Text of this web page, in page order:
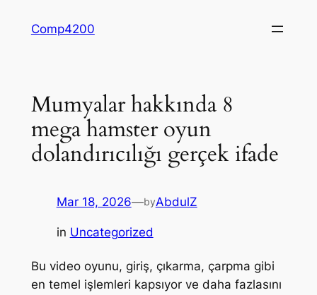
Comp4200
Mumyalar hakkında 8
mega hamster oyun
dolandırıcılığı gerçek ifade
Mar 18, 2026—byAbdulZ
in Uncategorized
Bu video oyunu, giriş, çıkarma, çarpma gibi
en temel işlemleri kapsıyor ve daha fazlasını